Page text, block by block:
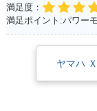
満足度：
満足ポイント:パワー
ヤマハ